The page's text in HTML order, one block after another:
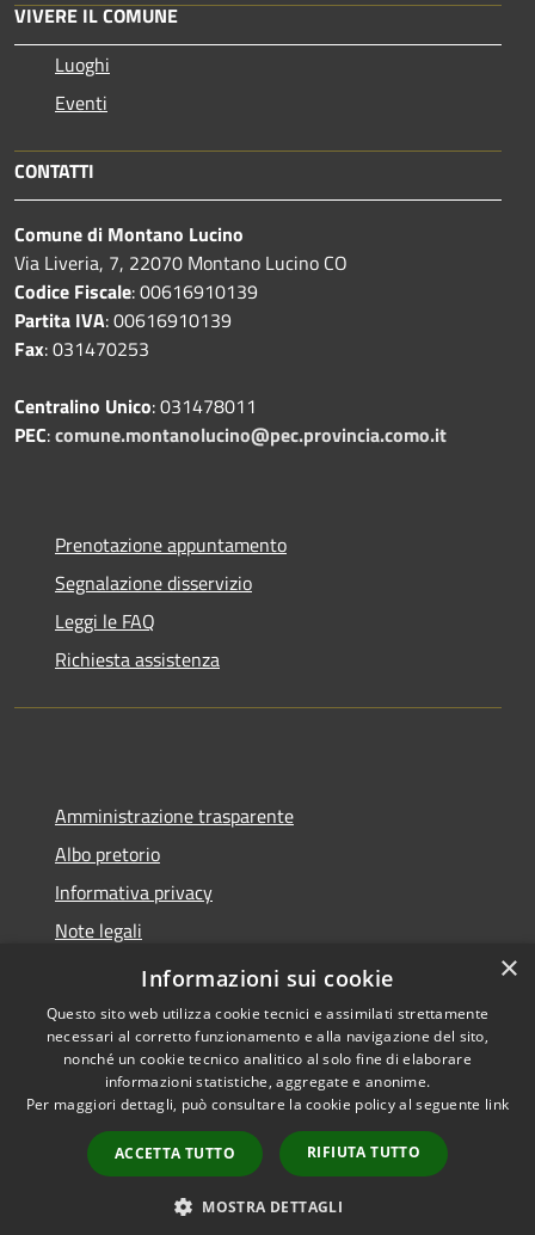
VIVERE IL COMUNE
Luoghi
Eventi
CONTATTI
Comune di Montano Lucino
Via Liveria, 7, 22070 Montano Lucino CO
Codice Fiscale: 00616910139
Partita IVA: 00616910139
Fax: 031470253
Centralino Unico: 031478011
PEC:comune.montanolucino@pec.provincia.como.it
Prenotazione appuntamento
Segnalazione disservizio
Leggi le FAQ
Richiesta assistenza
Amministrazione trasparente
Albo pretorio
Informativa privacy
Note legali
Dichiarazione di accessibilità
Accessibilità
Copyright © 2026 • Comune di
Montano Lucino • Powered by
Municipium•
Accesso
redazione
×
Informazioni sui cookie
Questo sito web utilizza cookie tecnici e assimilati strettamente
necessari al corretto funzionamento e alla navigazione del sito,
nonché un cookie tecnico analitico al solo fine di elaborare
informazioni statistiche, aggregate e anonime.
Per maggiori dettagli, può consultare la cookie policy al seguente link
ACCETTA TUTTO RIFIUTA TUTTO
MOSTRA DETTAGLI